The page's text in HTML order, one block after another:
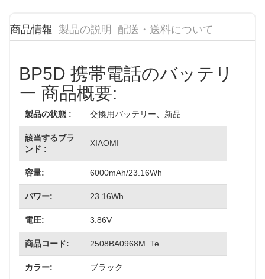
商品情報 製品の説明 配送・送料について
BP5D 携帯電話のバッテリ
ー 商品概要:
製品の状態 : 交換用バッテリー、新品
該当するブラ
ンド :
XIAOMI
容量: 6000mAh/23.16Wh
パワー: 23.16Wh
電圧: 3.86V
商品コード: 2508BA0968M_Te
カラー: ブラック